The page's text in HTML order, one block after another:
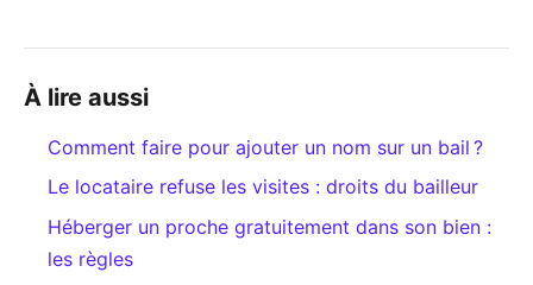
À lire aussi
Comment faire pour ajouter un nom sur un bail ?
Le locataire refuse les visites : droits du bailleur
Héberger un proche gratuitement dans son bien :
les règles